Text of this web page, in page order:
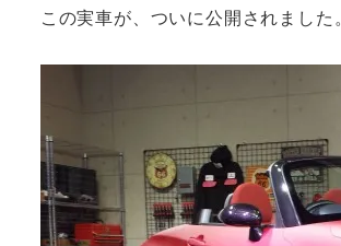
この実車が、ついに公開されました。